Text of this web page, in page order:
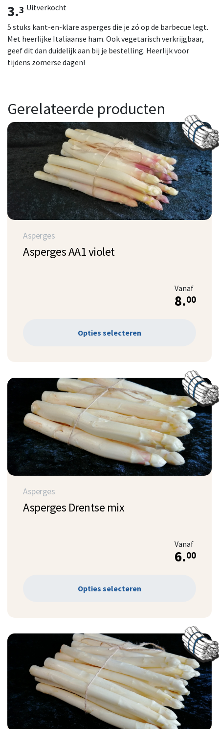
3.3 Uitverkocht
5 stuks kant-en-klare asperges die je zó op de barbecue legt.
Met heerlijke Italiaanse ham. Ook vegetarisch verkrijgbaar,
geef dit dan duidelijk aan bij je bestelling. Heerlijk voor
tijdens zomerse dagen!
Gerelateerde producten
Asperges
Asperges AA1 violet
Vanaf
8.00
Opties selecteren
Asperges
Asperges Drentse mix
Vanaf
6.00
Opties selecteren